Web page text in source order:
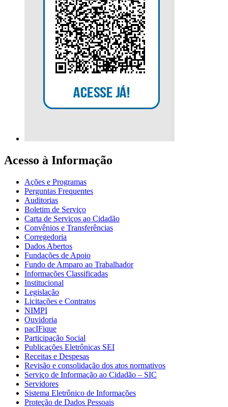
Acesso à Informação
Ações e Programas
Perguntas Frequentes
Auditorias
Boletim de Serviço
Carta de Serviços ao Cidadão
Convênios e Transferências
Corregedoria
Dados Abertos
Fundações de Apoio
Fundo de Amparo ao Trabalhador
Informações Classificadas
Institucional
Legislação
Licitações e Contratos
NIMPI
Ouvidoria
pacIFique
Participação Social
Publicações Eletrônicas SEI
Receitas e Despesas
Revisão e consolidação dos atos normativos
Serviço de Informação ao Cidadão – SIC
Servidores
Sistema Eletrônico de Informações
Proteção de Dados Pessoais